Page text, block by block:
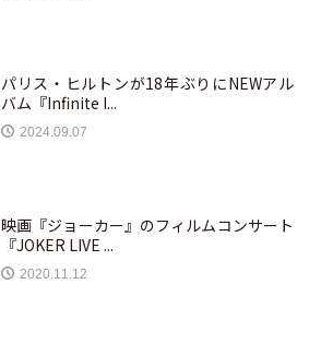
パリス・ヒルトンが18年ぶりにNEWアル
バム『Infinite I...
2024.09.07
映画『ジョーカー』のフィルムコンサート
『JOKER LIVE ...
2020.11.12